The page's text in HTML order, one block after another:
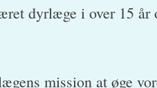
dyrlæge i over 15
mission at øge